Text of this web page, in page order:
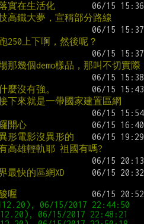
實在生活化
高鐵大夢，宣稱部分路線
250上下啊，然後呢？
那幾個demo樣品，那叫不切實際
麼沒有強。
下來就是一帶國家建置區網
開心
形電影沒異形的
高雄輕軌耶 祖國有嗎?
最快的區網XD
喔